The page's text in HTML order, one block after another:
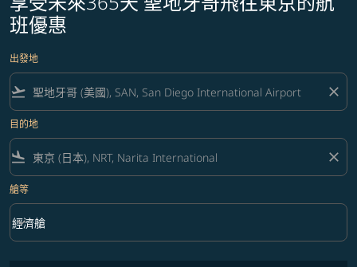
班優惠
出發地
flight_takeoff close
目的地
flight_land close
艙等
艙等 option 經濟艙 Selected
經濟艙
keyboard_arrow_down